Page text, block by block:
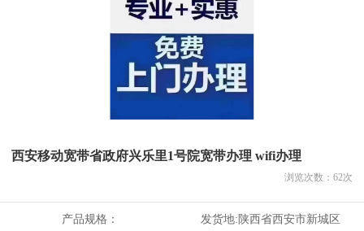
西安移动宽带省政府兴乐里1号院宽带办理 wifi办理
浏览次数： 62次
产品规格： 发货地:陕西省西安市新城区